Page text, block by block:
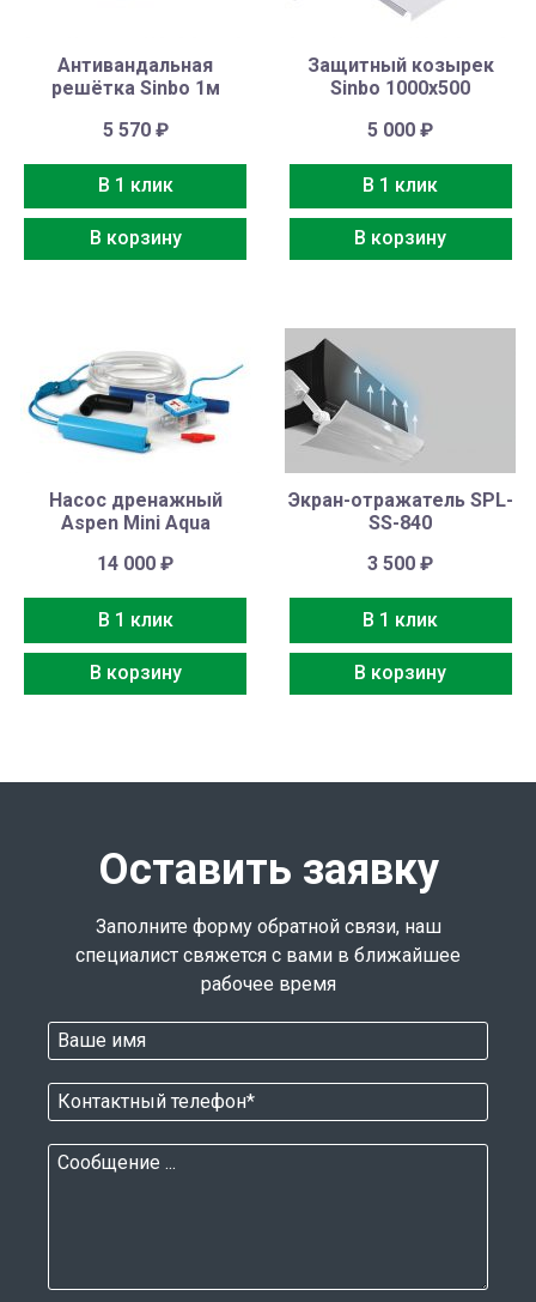
Антивандальная
решётка Sinbo 1м
5 570 ₽
В 1 клик
В корзину
Защитный козырек
Sinbo 1000х500
5 000₽
В 1 клик
В корзину
Насос дренажный
Aspen Mini Aqua
14 000₽
В 1 клик
В корзину
Экран-отражатель SPL-
SS-840
3 500₽
В 1 клик
В корзину
Оставить заявку
Заполните форму обратной связи, наш
специалист свяжется с вами в ближайшее
рабочее время